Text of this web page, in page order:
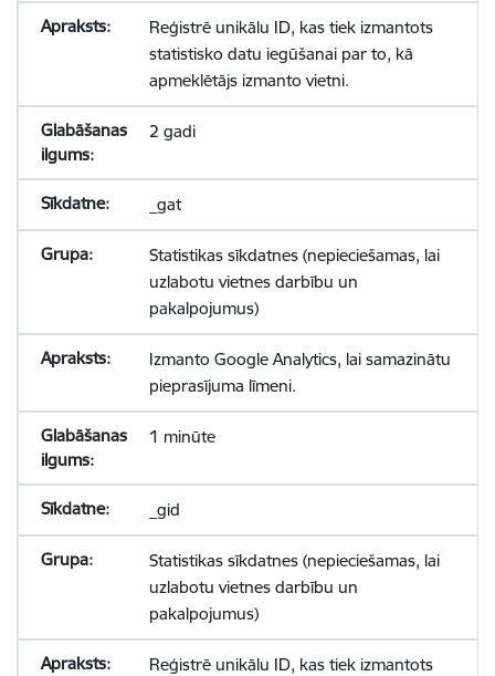
Reģistrē unikālu ID, kas tiek izmantots
statistisko datu iegūšanai par to, kā
apmeklētājs izmanto vietni.
2 gadi
_gat
Statistikas sīkdatnes (nepieciešamas, lai
uzlabotu vietnes darbību un
pakalpojumus)
Izmanto Google Analytics, lai samazinātu
pieprasījuma līmeni.
1 minūte
_gid
Statistikas sīkdatnes (nepieciešamas, lai
uzlabotu vietnes darbību un
pakalpojumus)
Reģistrē unikālu ID, kas tiek izmantots